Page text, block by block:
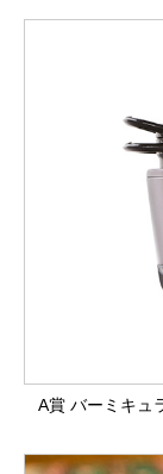
A賞 バーミキュ